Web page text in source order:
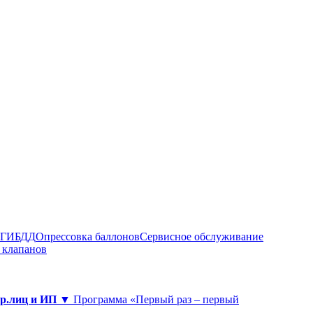
ГИБДДОпрессовка баллоновСервисное обслуживание
и ИП ▼ Программа «Первый раз – первый